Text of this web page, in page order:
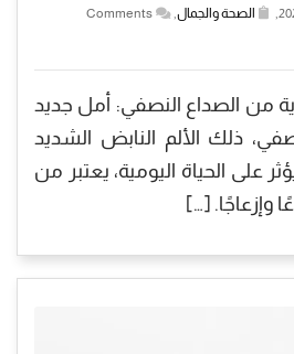
الصحة والجمال,
Comments
من الصداع النصفي: أمل جديد
ذلك الألم النابض الشديد
على الحياة اليومية، يعتبر من
وإزعاجًا. […]